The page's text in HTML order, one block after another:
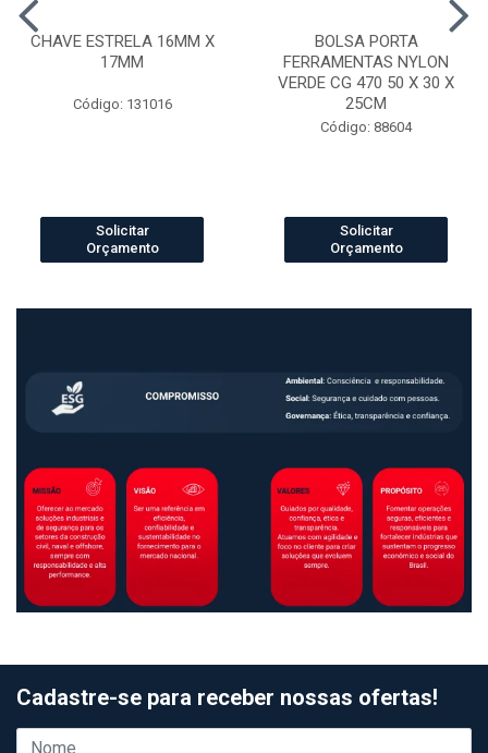
CHAVE ESTRELA 16MM X
17MM
Código: 131016
Solicitar
Orçamento
BOLSA PORTA
FERRAMENTAS NYLON
VERDE CG 470 50 X 30 X
25CM
Código: 88604
Solicitar
Orçamento
Cadastre-se para receber nossas ofertas!